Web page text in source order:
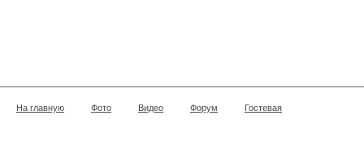
На главную Фото Видео Форум Гостевая